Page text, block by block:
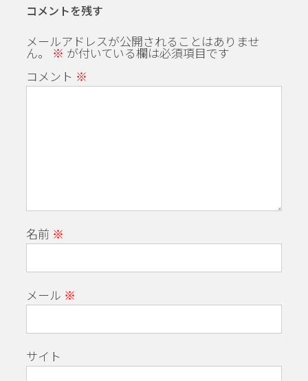
コメントを残す
メールアドレスが公開されることはありませ
ん。 ※が付いている欄は必須項目です
コメント ※
名前 ※
メール ※
サイト